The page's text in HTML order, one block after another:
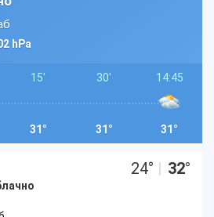
hPa
15'
31°
30'
31°
14:45
31°
24° | 32°